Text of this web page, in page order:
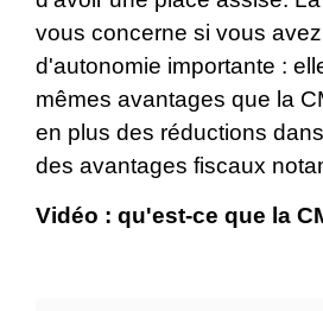
vous concerne si vous
d'autonomie importante :
mêmes avantages que la
en plus des réductions
des avantages fiscaux
Vidéo : qu'est-ce que la